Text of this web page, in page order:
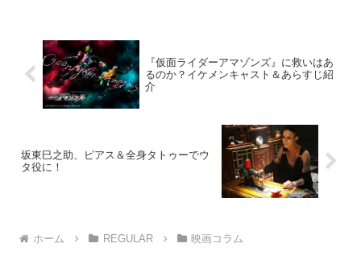
『仮面ライダーアマゾンズ』に救いはあ
るのか？イケメンキャスト＆あらすじ紹
介
坂東巳之助、ピアス＆全身タトゥーでウ
タ役に！
ホーム REGULAR 映画コラム